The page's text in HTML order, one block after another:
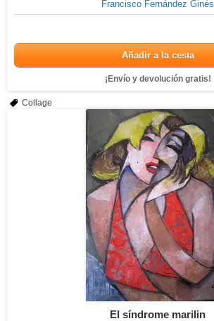
Francisco Fernández Ginés
Añadir a la cesta
¡Envío y devolución gratis!
Collage
El síndrome marilin